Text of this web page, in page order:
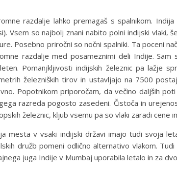
razdalje lahko premagaš s spalnikom.
Vsem so najbolj znani nabito polni indijski vlaki,
Posebno priročni so nočni spalniki. Ta poceni
razdalje med posameznimi deli Indije.
Pomanjkljivosti indijskih železnic pa lažje
železniških tirov in ustavljajo na 7500
Popotnikom priporočam, da večino daljših
razreda pogosto zasedeni. Čistoča in
železnic, kljub vsemu pa so vlaki zaradi
mesta v vsaki indijski državi imajo tudi svoja
družb pomeni odlično alternativo vlakom.
juga Indije v Mumbaj uporabila letalo in za